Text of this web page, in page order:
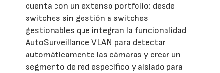
cuenta con un extenso portfolio: desde
switches sin gestión a switches
gestionables que integran la funcionalidad
AutoSurveillance VLAN para detectar
automáticamente las cámaras y crear un
segmento de red específico y aislado para